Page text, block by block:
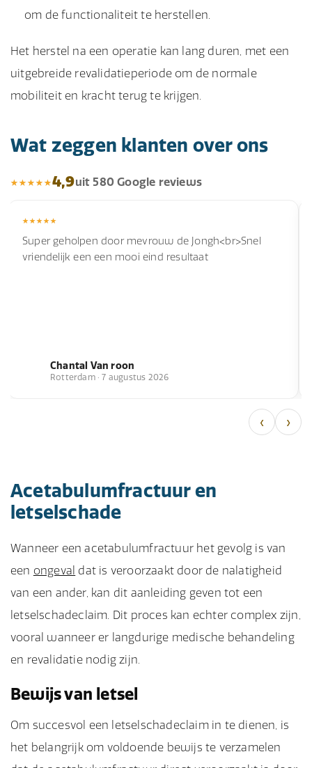
om de functionaliteit te herstellen.
Het herstel na een operatie kan lang duren, met een
uitgebreide revalidatieperiode om de normale
mobiliteit en kracht terug te krijgen.
Wat zeggen klanten over ons
4,9uit 580 Google reviews
Super geholpen door mevrouw de Jongh<br>Snel
vriendelijk een een mooi eind resultaat
Chantal Van roon
Rotterdam · 7 augustus 2026
‹ ›
Acetabulumfractuur en
letselschade
Wanneer een acetabulumfractuur het gevolg is van
een ongeval dat is veroorzaakt door de nalatigheid
van een ander, kan dit aanleiding geven tot een
letselschadeclaim. Dit proces kan echter complex zijn,
vooral wanneer er langdurige medische behandeling
en revalidatie nodig zijn.
Bewijs van letsel
Om succesvol een letselschadeclaim in te dienen, is
het belangrijk om voldoende bewijs te verzamelen